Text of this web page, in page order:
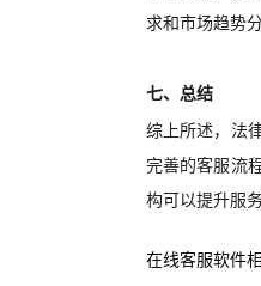
求和市场趋势分
七、总结
综上所述，法
完善的客服流
构可以提升服
在线客服软件